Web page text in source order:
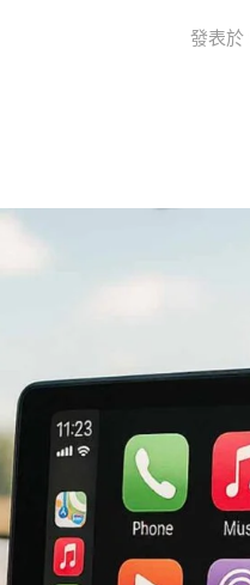
發表於